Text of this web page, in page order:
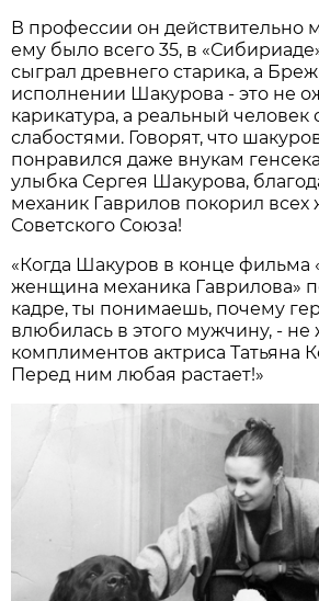
В профессии он действительно
ему было всего 35, в
сыграл древнего старика, а
исполнении Шакурова - это не
карикатура, а реальный человек
слабостями. Говорят, что
понравился даже внукам
улыбка Сергея Шакурова,
механик Гаврилов покорил
Советского Союза!
«Когда Шакуров в конце
женщина механика Гаврилова»
кадре, ты понимаешь, почему
влюбилась в этого мужчину, - не
комплиментов актриса Татьяна
Перед ним любая растает!»